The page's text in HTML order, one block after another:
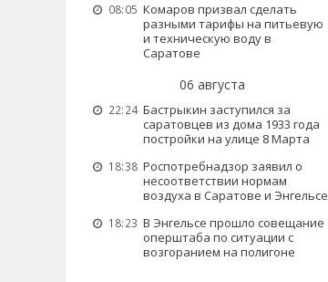
08:05 Комаров призвал сделать
разными тарифы на питьевую
и техническую воду в
Саратове
06 августа
22:24 Бастрыкин заступился за
саратовцев из дома 1933 года
постройки на улице 8 Марта
18:38 Роспотребнадзор заявил о
несоответствии нормам
воздуха в Саратове и Энгельсе
18:23 В Энгельсе прошло совещание
оперштаба по ситуации с
возгоранием на полигоне